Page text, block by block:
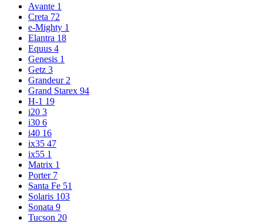
Avante 1
Creta 72
e-Mighty 1
Elantra 18
Equus 4
Genesis 1
Getz 3
Grandeur 2
Grand Starex 94
H-1 19
i20 3
i30 6
i40 16
ix35 47
ix55 1
Matrix 1
Porter 7
Santa Fe 51
Solaris 103
Sonata 9
Tucson 20